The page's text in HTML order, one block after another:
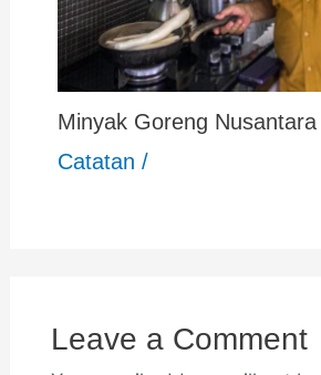
Minyak Goreng Nusantara
Catatan /
Leave a Comment